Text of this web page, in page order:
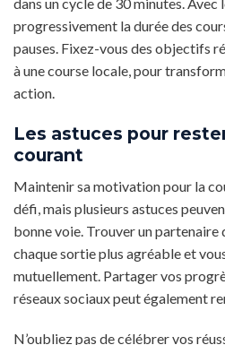
progressivement la durée des
pauses. Fixez-vous des objectifs
à une course locale, pour
action.
Les astuces pour
courant
Maintenir sa motivation pour la
défi, mais plusieurs astuces
bonne voie. Trouver un partenaire
chaque sortie plus agréable et
mutuellement. Partager vos
réseaux sociaux peut également
N’oubliez pas de célébrer vos